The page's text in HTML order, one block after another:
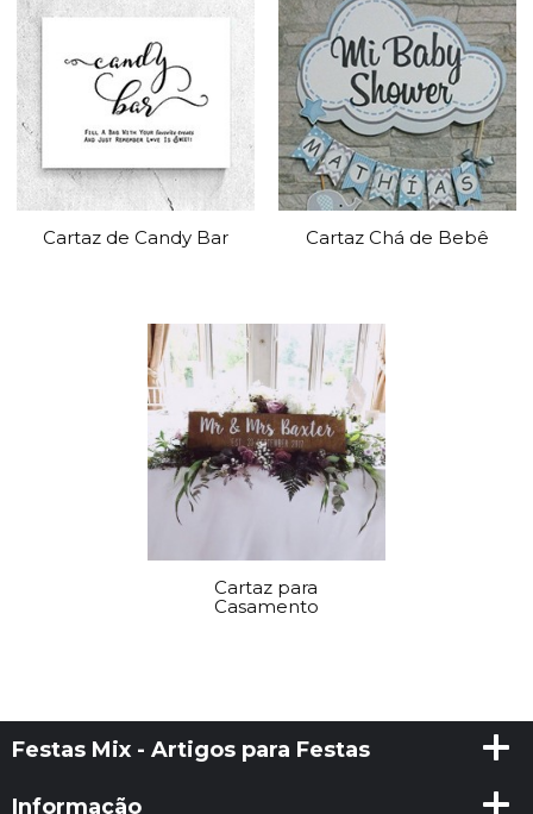
Cartaz de Candy Bar Cartaz Chá de Bebê
Cartaz para
Casamento
Festas Mix - Artigos para Festas
Informação